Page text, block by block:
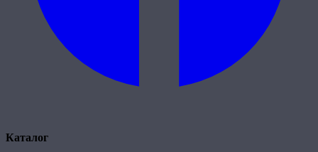
Каталог